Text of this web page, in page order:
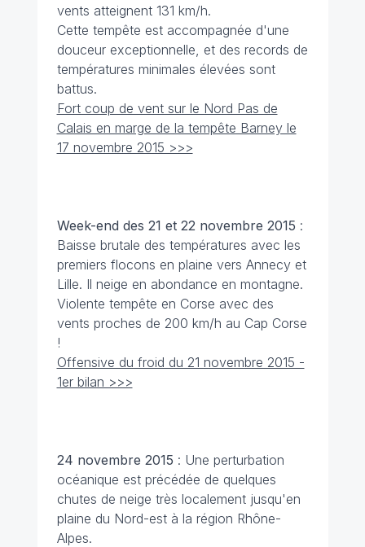
vents atteignent 131 km/h.
Cette tempête est accompagnée d'une
douceur exceptionnelle, et des records de
températures minimales élevées sont
battus.
Fort coup de vent sur le Nord Pas de
Calais en marge de la tempête Barney le
17 novembre 2015 >>>
Week-end des 21 et 22 novembre 2015 :
Baisse brutale des températures avec les
premiers flocons en plaine vers Annecy et
Lille. Il neige en abondance en montagne.
Violente tempête en Corse avec des
vents proches de 200 km/h au Cap Corse
!
Offensive du froid du 21 novembre 2015 -
1er bilan >>>
24 novembre 2015 : Une perturbation
océanique est précédée de quelques
chutes de neige très localement jusqu'en
plaine du Nord-est à la région Rhône-
Alpes.